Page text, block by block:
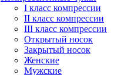
I класс компрессии
II класс компрессии
III класс компрессии
Открытый носок
Закрытый носок
Женские
Мужские